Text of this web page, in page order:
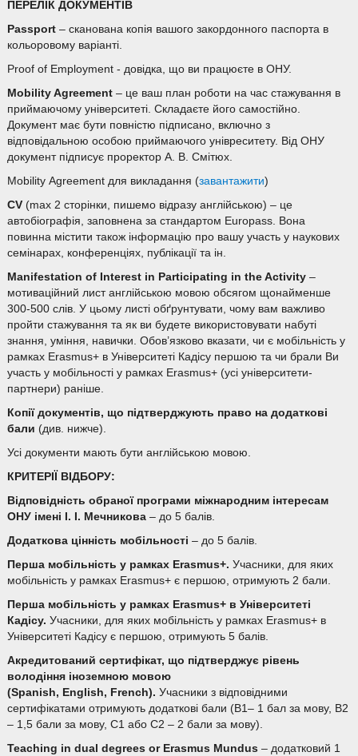
ПЕРЕЛІК ДОКУМЕНТІВ
Passport– сканована копія вашого закордонного паспорта в
кольоровому варіанті.
Proof of Employment - довідка, що ви працюєте в ОНУ.
Mobility Agreement– це ваш план роботи на час стажування в
приймаючому університеті. Складаєте його самостійно.
Документ має бути повністю підписано, включно з
відповідальною особою приймаючого унівреситету. Від ОНУ
документ підписує проректор А. В. Смітюх.
Mobility Agreement для викладання (завантажити)
CV(max 2 сторінки, пишемо відразу англійською) – це
автобіографія, заповнена за стандартом Europass. Вона
повинна містити також інформацію про вашу участь у наукових
семінарах, конференціях, публікації та ін.
Manifestation of Interest in Participating in the Activity–
мотиваційний лист англійською мовою обсягом щонайменше
300-500 слів. У цьому листі обґрунтувати, чому вам важливо
пройти стажування та як ви будете використовувати набуті
знання, уміння, навички. Обов’язково вказати, чи є мобільність у
рамках Erasmus+ в Університеті Кадісу першою та чи брали Ви
участь у мобільності у рамках Erasmus+ (усі університети-
партнери) раніше.
Копії документів, що підтверджують право на додаткові
бали (див. нижче).
Усі документи мають бути англійською мовою.
КРИТЕРІЇ ВІДБОРУ:
Відповідність обраної програми міжнародним інтересам
ОНУ імені І. І. Мечникова– до 5 балів.
Додаткова цінність мобільності – до 5 балів.
Перша мобільність у рамках Erasmus+. Учасники, для яких
мобільність у рамках Erasmus+ є першою, отримують 2 бали.
Перша мобільність у рамках Erasmus+в Університеті
Кадісу. Учасники, для яких мобільність у рамках Erasmus+ в
Університеті Кадісу є першою, отримують 5 балів.
Акредитований сертифікат, що підтверджує рівень
володіння іноземною мовою
(Spanish, English, French). Учасники з відповідними
сертифікатами отримують додаткові бали (B1– 1 бал за мову, B2
– 1,5 бали за мову, C1 або C2 – 2 бали за мову).
Teaching in dual degrees or Erasmus Mundus– додатковий 1